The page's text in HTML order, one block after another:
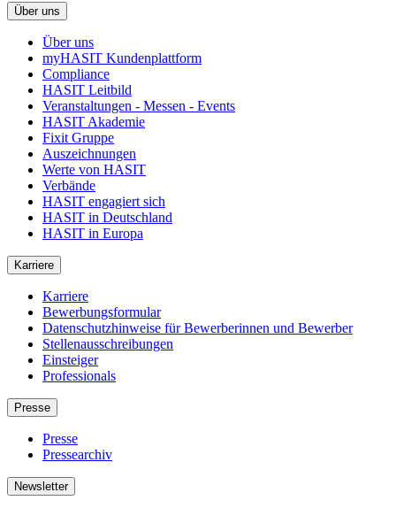
Über uns
Über uns
myHASIT Kundenplattform
Compliance
HASIT Leitbild
Veranstaltungen - Messen - Events
HASIT Akademie
Fixit Gruppe
Auszeichnungen
Werte von HASIT
Verbände
HASIT engagiert sich
HASIT in Deutschland
HASIT in Europa
Karriere
Karriere
Bewerbungsformular
Datenschutzhinweise für Bewerberinnen und Bewerber
Stellenausschreibungen
Einsteiger
Professionals
Presse
Presse
Pressearchiv
Newsletter